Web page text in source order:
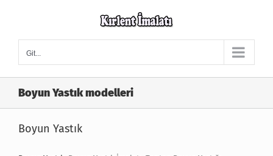
Git...
Boyun Yastık modelleri
Boyun Yastık